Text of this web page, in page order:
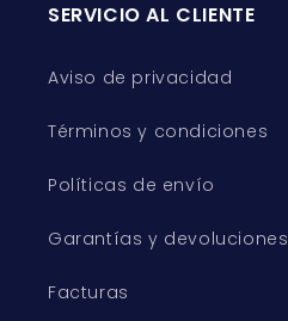
SERVICIO AL CLIENTE
Aviso de privacidad
Términos y condiciones
Políticas de envío
Garantías y devoluciones
Facturas